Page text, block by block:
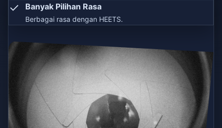
✓ Banyak Pilihan Rasa
Berbagai rasa dengan HEETS.